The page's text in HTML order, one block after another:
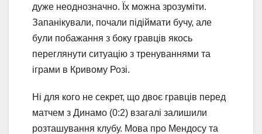
дуже неоднозначно. Їх можна зрозуміти.
Запанікували, почали підіймати бучу, але
були побажання з боку гравців якось
переглянути ситуацію з тренуваннями та
іграми в Кривому Розі.
Ні для кого не секрет, що двоє гравців перед
матчем з Динамо (0:2) взагалі залишили
розташування клубу. Мова про Мендосу та